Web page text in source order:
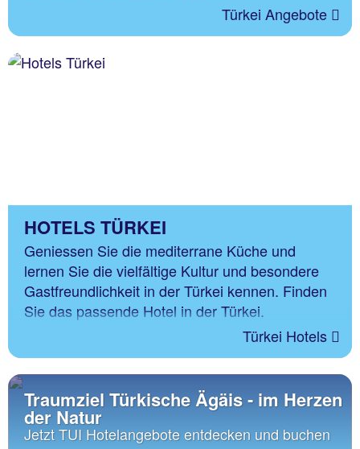
Türkei Angebote
HOTELS TÜRKEI
Geniessen Sie die mediterrane Küche und
lernen Sie die vielfältige Kultur und besondere
Gastfreundlichkeit in der Türkei kennen. Finden
Sie das passende Hotel in der Türkei.
Türkei Hotels
Traumziel Türkische Ägäis - im Herzen
der Natur
Jetzt TUI Hotelangebote entdecken und buchen